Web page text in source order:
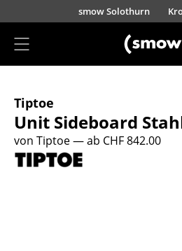
Direkt zum Inhaltsmow Solothurn
Sitzmöbel
Esszimmerstühle
Sofas
Tiptoe
Unit Sideboard
von Tiptoe— ab CHF 842.00